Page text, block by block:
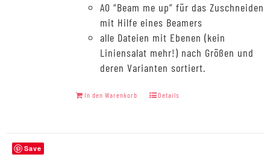
A0 “Beam me up” für das Zuschneiden
mit Hilfe eines Beamers
alle Dateien mit Ebenen (kein
Liniensalat mehr!) nach Größen und
deren Varianten sortiert.
In den Warenkorb Details
Save